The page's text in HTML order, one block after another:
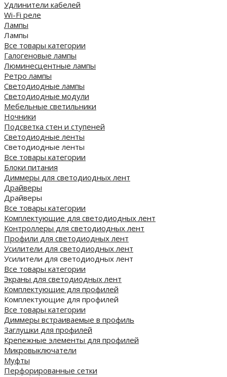
Удлинители кабелей
Wi-Fi реле
Лампы
Лампы
Все товары категории
Галогеновые лампы
Люминесцентные лампы
Ретро лампы
Светодиодные лампы
Светодиодные модули
Мебельные светильники
Ночники
Подсветка стен и ступеней
Светодиодные ленты
Светодиодные ленты
Все товары категории
Блоки питания
Диммеры для светодиодных лент
Драйверы
Драйверы
Все товары категории
Комплектующие для светодиодных лент
Контроллеры для светодиодных лент
Профили для светодиодных лент
Усилители для светодиодных лент
Усилители для светодиодных лент
Все товары категории
Экраны для светодиодных лент
Комплектующие для профилей
Комплектующие для профилей
Все товары категории
Диммеры встраиваемые в профиль
Заглушки для профилей
Крепежные элементы для профилей
Микровыключатели
Муфты
Перфорированные сетки